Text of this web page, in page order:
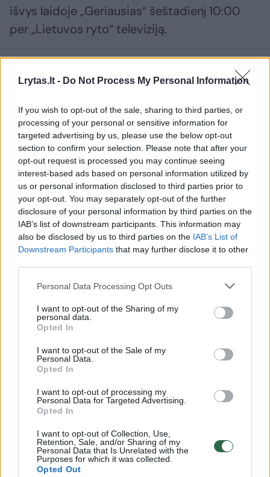
Lrytas.lt - Do Not Process My Personal Information
If you wish to opt-out of the sale, sharing to third parties, or
processing of your personal or sensitive information for
targeted advertising by us, please use the below opt-out
section to confirm your selection. Please note that after your
opt-out request is processed you may continue seeing
interest-based ads based on personal information utilized by
us or personal information disclosed to third parties prior to
your opt-out. You may separately opt-out of the further
disclosure of your personal information by third parties on the
IAB’s list of downstream participants. This information may
also be disclosed by us to third parties on the IAB’s List of
Downstream Participants that may further disclose it to other
Personal Data Processing Opt Outs
I want to opt-out of the Sharing of my
personal data.
Opted In
I want to opt-out of the Sale of my
Personal Data.
Opted In
I want to opt-out of processing my
Personal Data for Targeted Advertising.
Opted In
I want to opt-out of Collection, Use,
Retention, Sale, and/or Sharing of my
Personal Data that Is Unrelated with the
Purposes for which it was collected.
Opted Out
išvys laidoje „Geriausias“ šeštadienį 10:00
per „Lietuvos ryto“ televiziją.
Komentuoti po šiuo straipsniu
Komentuoti gali tik Lrytas registruoti vartotojai.
Prisijunkite prie registruotų vartotojų
bendruomenės ir bendraukite komentaruose!
Rodyti komentarus
Prisijungti komentatoriams